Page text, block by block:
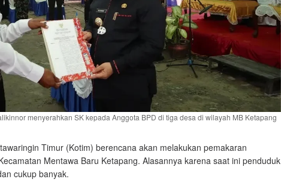
menyerahkan SK kepada Anggota BPD di tiga desa di wilayah MB Ketapang
Timur (Kotim) berencana akan melakukan pemakaran
Mentawa Baru Ketapang. Alasannya karena saat ini penduduk
cukup banyak.